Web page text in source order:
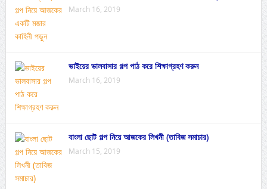
March 16, 2019
ভাইয়ের ভালবাসার গল্প পাঠ করে শিক্ষাগ্রহণ করুন
March 16, 2019
বাংলা ছোট গল্প নিয়ে আজকের লিখনী (তাবিজ সমাচার)
March 15, 2019